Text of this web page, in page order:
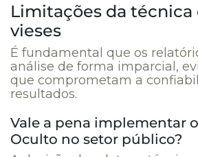
Limitações da técnica
vieses
É fundamental que os
análise de forma imparcial,
que comprometam a
resultados.
Vale a pena implementar
Oculto no setor público?